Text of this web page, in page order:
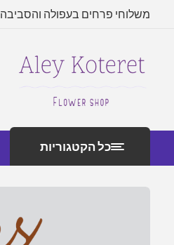
משלוחי פרחים בעפולה והסביבה
כל הקטגוריות